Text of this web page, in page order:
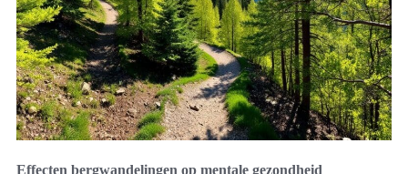
Effecten bergwandelingen op mentale gezondheid